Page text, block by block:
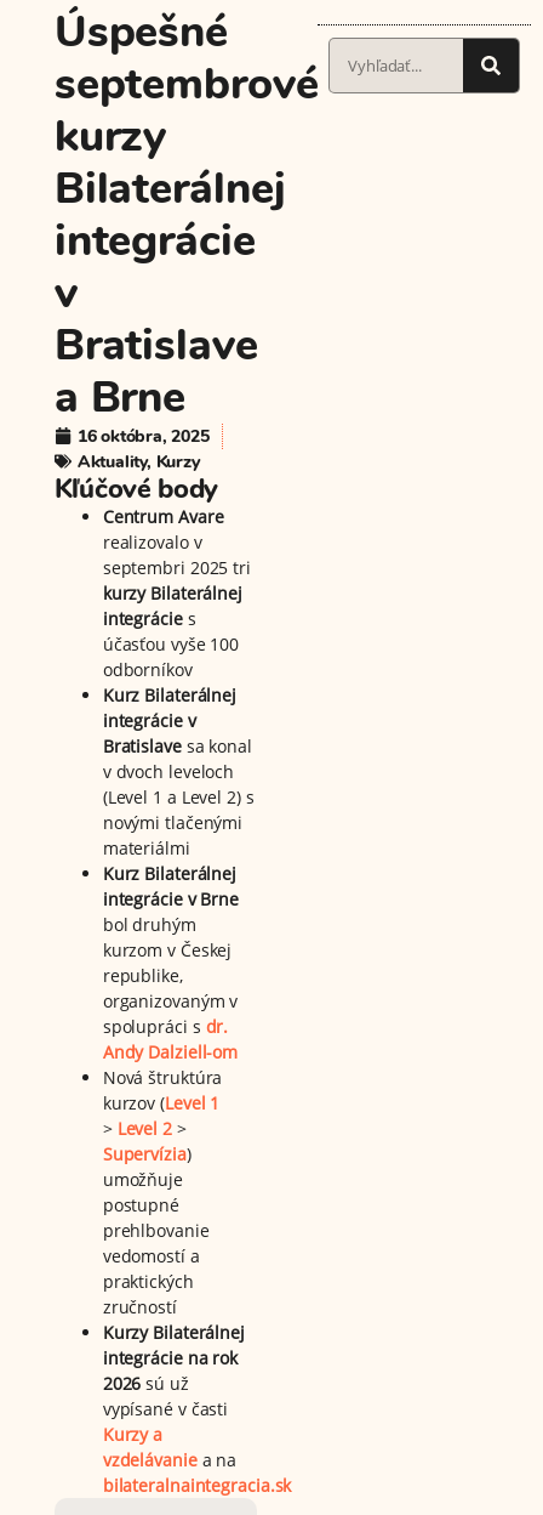
Úspešné
septembrové
kurzy
Bilaterálnej
integrácie
v
Bratislave
a Brne
16 októbra, 2025
Aktuality, Kurzy
Kľúčové body
Centrum Avare
realizovalo v
septembri 2025 tri
kurzy Bilaterálnej
integrácies
účasťou vyše 100
odborníkov
Kurz Bilaterálnej
integrácie v
Bratislavesa konal
v dvoch leveloch
(Level 1 a Level 2) s
novými tlačenými
materiálmi
Kurz Bilaterálnej
integrácie v Brne
bol druhým
kurzom v Českej
republike,
organizovaným v
spolupráci s dr.
Andy Dalziell-om
Nová štruktúra
kurzov (Level 1
> Level 2>
Supervízia)
umožňuje
postupné
prehlbovanie
vedomostí a
praktických
zručností
Kurzy Bilaterálnej
integrácie na rok
2026 sú už
vypísané v časti
Kurzy a
vzdelávaniea na
bilateralnaintegracia.sk